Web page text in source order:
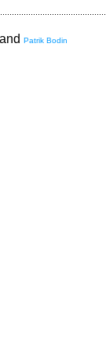
and Patrik Bodin